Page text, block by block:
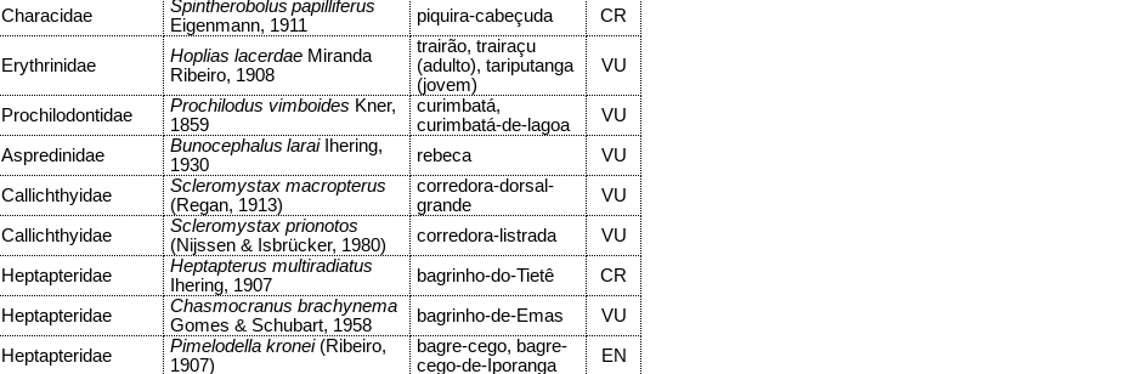
Characidae Spintherobolus papilliferus
Eigenmann, 1911
piquira-cabeçuda CR
Erythrinidae Hoplias lacerdae Miranda
Ribeiro, 1908
trairão, trairaçu
(adulto), tariputanga
(jovem)
VU
Prochilodontidae Prochilodus vimboides Kner,
1859
curimbatá,
curimbatá-de-lagoa
VU
Aspredinidae Bunocephalus laraiIhering,
1930
rebeca
VU
Callichthyidae
Scleromystax macropterus
(Regan, 1913)
corredora-dorsal-
grande
VU
Callichthyidae
Scleromystax prionotos
(Nijssen & Isbrücker, 1980)
corredora-listrada
VU
Heptapteridae
Heptapterus multiradiatus
Ihering, 1907
bagrinho-do-Tietê
CR
Heptapteridae
Chasmocranus brachynema
Gomes & Schubart, 1958
bagrinho-de-Emas
VU
Heptapteridae Pimelodella kronei (Ribeiro,
1907)
bagre-cego, bagre-
cego-de-Iporanga
EN